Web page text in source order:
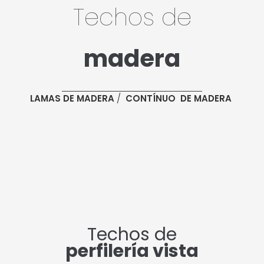
Techos de
madera
LAMAS DE MADERA / CONTÍNUO DE MADERA
Techos de
perfilería vista